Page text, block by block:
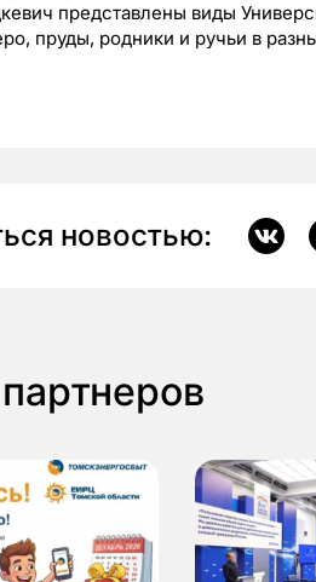
представлены виды
пруды, родники и ручьи в
новостью: